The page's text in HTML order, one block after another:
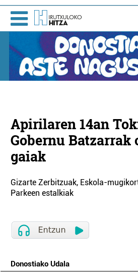
Apirilaren 14an
Gobernu Batzarrak
gaiak
Gizarte Zerbitzuak, Eskola-
Parkeen estalkiak
Donostiako Udala